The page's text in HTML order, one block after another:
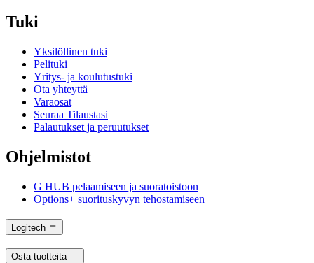
Tuki
Yksilöllinen tuki
Pelituki
Yritys- ja koulutustuki
Ota yhteyttä
Varaosat
Seuraa Tilaustasi
Palautukset ja peruutukset
Ohjelmistot
G HUB pelaamiseen ja suoratoistoon
Options+ suorituskyvyn tehostamiseen
Logitech
Osta tuotteita